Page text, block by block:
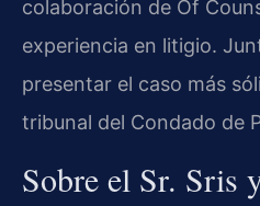
colaboración de Of
experiencia en litigio.
presentar el caso más
tribunal del Condado de
Sobre el Sr. Sris